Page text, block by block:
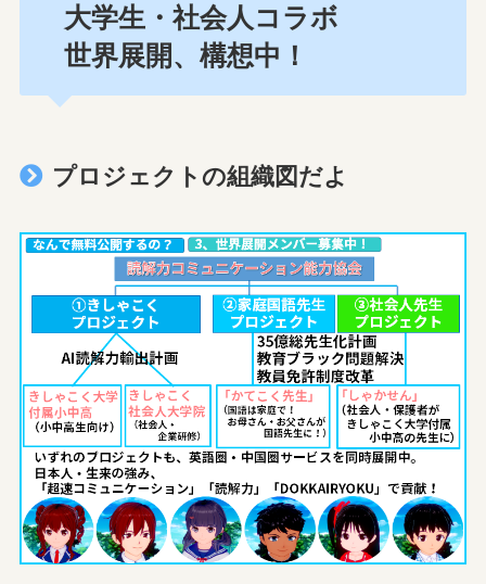
大学生・社会人コラボ
世界展開、構想中！
プロジェクトの組織図だよ